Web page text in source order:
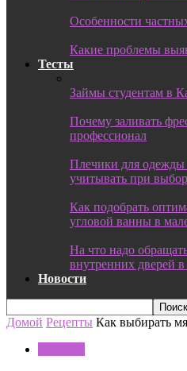
Особенности
Какие проблемы
Тесты
Займы студентам в
Почему заливать
профессионал
Плечики для одежды
учитывать при
Как подобрать
угловой ванны в
На что надо
внутренних дверей
Новости
Домой Рецепты Как выбирать